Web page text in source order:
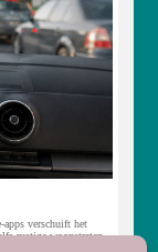
apps verschuift het
rustige woonstraten
miljoenen